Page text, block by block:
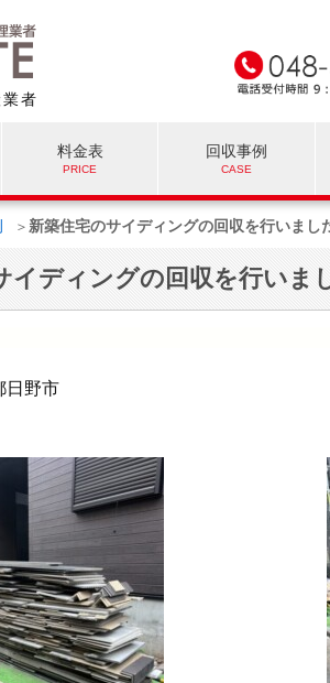
者
料金表 回収事例
新築住宅のサイディングの回収を行いまし
イディングの回収を行いま
日野市